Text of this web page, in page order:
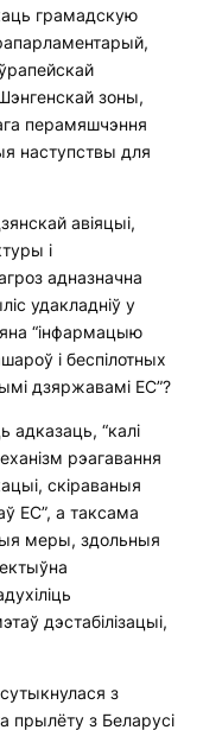
грамадскую
зоны,
перамяшчэння
наступствы для
авіяцыі,
і
адназначна
удакладніў у
яна “інфармацыю
і беспілотных
дзяржавамі ЕС”?
адказаць, “калі
рэагавання
скіраваныя
ЕС”, а таксама
меры, здольныя
дэстабілізацыі,
з
прылёту з Беларусі